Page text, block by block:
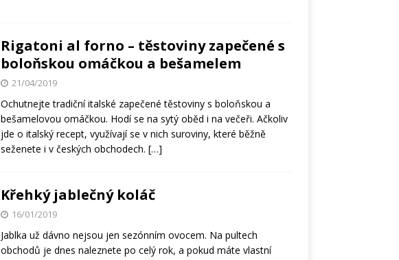
Rigatoni al forno – těstoviny zapečené s
boloňskou omáčkou a bešamelem
21/04/2019
Ochutnejte tradiční italské zapečené těstoviny s boloňskou a
bešamelovou omáčkou. Hodí se na sytý oběd i na večeři. Ačkoliv
jde o italský recept, využívají se v nich suroviny, které běžně
seženete i v českých obchodech. […]
Křehký jablečný koláč
16/01/2019
Jablka už dávno nejsou jen sezónním ovocem. Na pultech
obchodů je dnes naleznete po celý rok, a pokud máte vlastní